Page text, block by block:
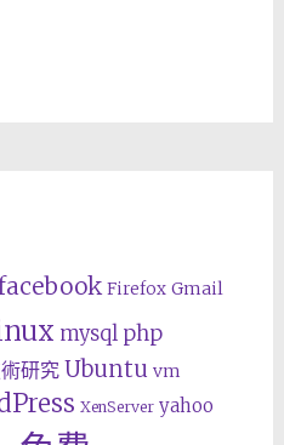
Firefox Gmail
mysql php
研究 Ubuntu vm
XenServer yahoo